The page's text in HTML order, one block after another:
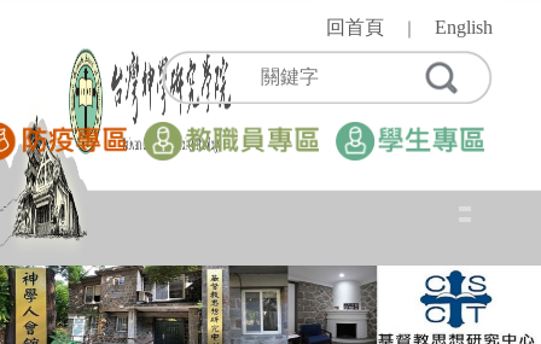
容
區
回首頁 English